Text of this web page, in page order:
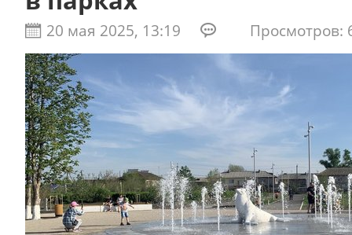
20 мая 2025, 13:19 Просмотров: